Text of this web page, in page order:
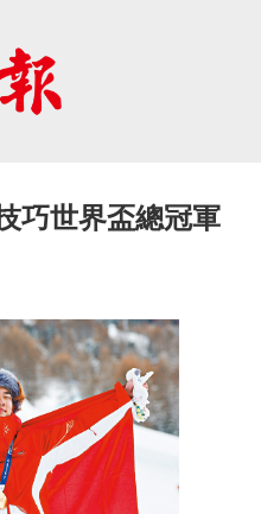
巧世界盃總冠軍